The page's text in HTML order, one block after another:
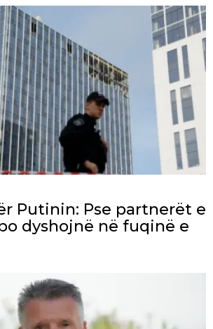
Putinin: Pse partnerët e
dyshojnë në fuqinë e